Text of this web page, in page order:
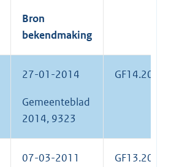
Bron
bekendmaking
27-01-2014
Gemeenteblad
2014, 9323
GF14.20002
07-03-2011
GF13.20090